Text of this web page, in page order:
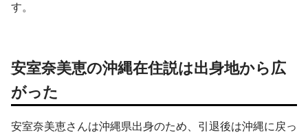
す。
安室奈美恵の沖縄在住説は出身地から広
がった
安室奈美恵さんは沖縄県出身のため、引退後は沖縄に戻っ